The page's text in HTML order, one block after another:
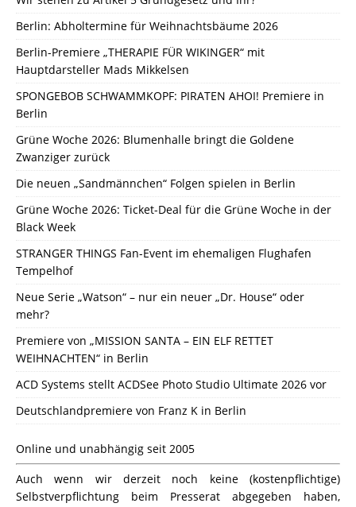
Berlin: Abholtermine für Weihnachtsbäume 2026
Berlin-Premiere „THERAPIE FÜR WIKINGER“ mit
Hauptdarsteller Mads Mikkelsen
SPONGEBOB SCHWAMMKOPF: PIRATEN AHOI! Premiere in
Berlin
Grüne Woche 2026: Blumenhalle bringt die Goldene
Zwanziger zurück
Die neuen „Sandmännchen“ Folgen spielen in Berlin
Grüne Woche 2026: Ticket-Deal für die Grüne Woche in der
Black Week
STRANGER THINGS Fan-Event im ehemaligen Flughafen
Tempelhof
Neue Serie „Watson“ – nur ein neuer „Dr. House“ oder
mehr?
Premiere von „MISSION SANTA – EIN ELF RETTET
WEIHNACHTEN“ in Berlin
ACD Systems stellt ACDSee Photo Studio Ultimate 2026 vor
Deutschlandpremiere von Franz K in Berlin
Online und unabhängig seit 2005
Auch wenn wir derzeit noch keine (kostenpflichtige)
Selbstverpflichtung beim Presserat abgegeben haben,